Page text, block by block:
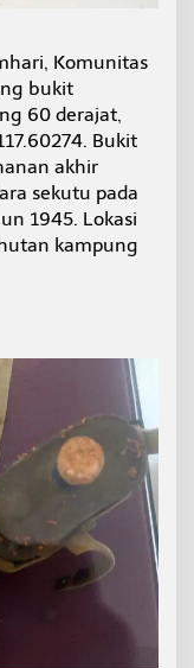
Komunitas
bukit
60 derajat,
Bukit
akhir
sekutu pada
1945. Lokasi
kampung